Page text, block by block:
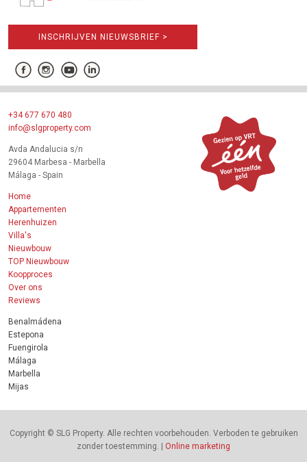
INSCHRIJVEN NIEUWSBRIEF >
+34 677 670 480
info@slgproperty.com
Avda Andalucia s/n
29604 Marbesa - Marbella
Málaga - Spain
Home
Appartementen
Herenhuizen
Villa's
Nieuwbouw
TOP Nieuwbouw
Koopproces
Over ons
Reviews
Benalmádena
Estepona
Fuengirola
Málaga
Marbella
Mijas
Copyright © SLG Property. Alle rechten voorbehouden. Verboden te gebruiken
zonder toestemming. | Online marketing